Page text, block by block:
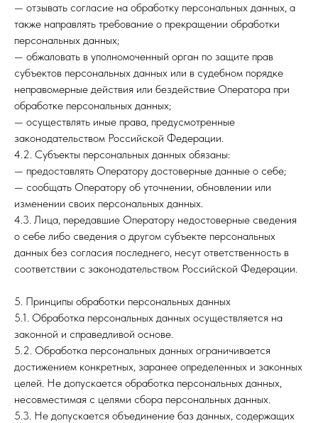
— отзывать согласие на обработку персональных данных, а
также направлять требование о прекращении обработки
персональных данных;
— обжаловать в уполномоченный орган по защите прав
субъектов персональных данных или в судебном порядке
неправомерные действия или бездействие Оператора при
обработке персональных данных;
— осуществлять иные права, предусмотренные
законодательством Российской Федерации.
4.2. Субъекты персональных данных обязаны:
— предоставлять Оператору достоверные данные о себе;
— сообщать Оператору об уточнении, обновлении или
изменении своих персональных данных.
4.3. Лица, передавшие Оператору недостоверные сведения
о себе либо сведения о другом субъекте персональных
данных без согласия последнего, несут ответственность в
соответствии с законодательством Российской Федерации.
5. Принципы обработки персональных данных
5.1. Обработка персональных данных осуществляется на
законной и справедливой основе.
5.2. Обработка персональных данных ограничивается
достижением конкретных, заранее определенных и законных
целей. Не допускается обработка персональных данных,
несовместимая с целями сбора персональных данных.
5.3. Не допускается объединение баз данных, содержащих